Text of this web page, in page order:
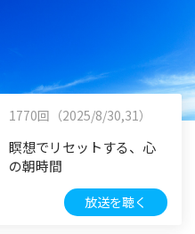
1770回（2025/8/30,31）
瞑想でリセットする、心
の朝時間
放送を聴く